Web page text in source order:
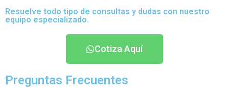
Resuelve todo tipo de consultas y dudas con nuestro
equipo especializado.
Cotiza Aquí
Preguntas Frecuentes